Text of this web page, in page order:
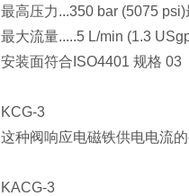
最高压力...350 bar (5075 psi)
最大流量.....5 L/min (1.3
安装面符合ISO4401 规格 03
KCG-3
这种阀响应电磁铁供电电流
KACG-3